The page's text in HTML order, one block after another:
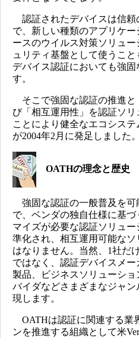
認証されたデバイスは信頼
で、新しい種類のアプリケ
ースのウイルス対策ソリュ
ュリティ基盤として使うこと
デバイス認証においても強
す。
そこで強固な認証の推進と
び「相互運用性」を認証ソ
ことにより健全なエコシス
が2004年2月に発足しました。
OATHの理念と歴史
強固な認証の一般普及を可
で、ベンダの独自仕様に基
マイズが必要な認証ソリュ
準化され、相互運用可能な
はなりません。当然、1社だ
ではなく、認証デバイスメ
製品、ビジネスソリューシ
バイダなどさまざまなジャ
現します。
OATHは認証に関連する業
ンを推進する組織として米